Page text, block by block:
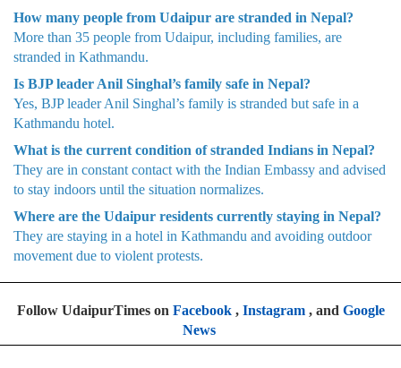
How many people from Udaipur are stranded in Nepal?
More than 35 people from Udaipur, including families, are
stranded in Kathmandu.
Is BJP leader Anil Singhal’s family safe in Nepal?
Yes, BJP leader Anil Singhal’s family is stranded but safe in a
Kathmandu hotel.
What is the current condition of stranded Indians in Nepal?
They are in constant contact with the Indian Embassy and advised
to stay indoors until the situation normalizes.
Where are the Udaipur residents currently staying in Nepal?
They are staying in a hotel in Kathmandu and avoiding outdoor
movement due to violent protests.
Follow UdaipurTimes on Facebook, Instagram, and Google
News